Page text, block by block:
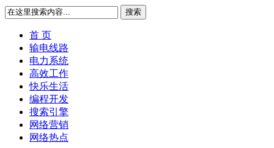
搜索
首 页
输电线路
电力系统
高效工作
快乐生活
编程开发
搜索引擎
网络营销
网络热点